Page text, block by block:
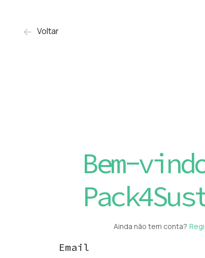
Voltar
Bem-
Ainda não tem conta?
Email